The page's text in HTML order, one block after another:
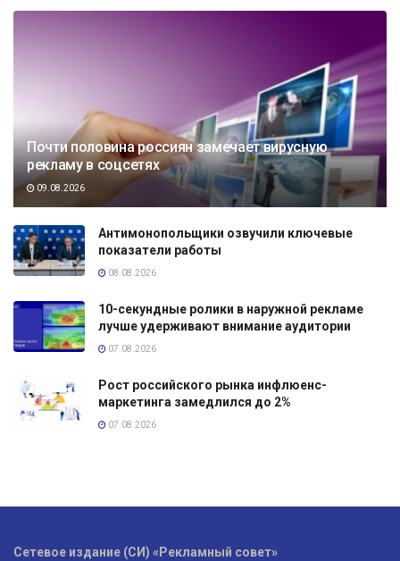
Почти половина россиян замечает вирусную
рекламу в соцсетях
09.08.2026
Антимонопольщики озвучили ключевые
показатели работы
08.08.2026
10-секундные ролики в наружной рекламе
лучше удерживают внимание аудитории
07.08.2026
Рост российского рынка инфлюенс-
маркетинга замедлился до 2%
07.08.2026
Сетевое издание (СИ) «Рекламный совет»